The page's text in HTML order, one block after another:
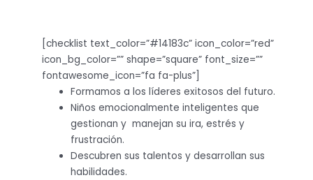
[checklist text_color=”#14183c” icon_color=”red”
icon_bg_color=”” shape=”square” font_size=””
fontawesome_icon=”fa fa-plus”]
Formamos a los líderes exitosos del futuro.
Niños emocionalmente inteligentes que
gestionan y manejan su ira, estrés y
frustración.
Descubren sus talentos y desarrollan sus
habilidades.